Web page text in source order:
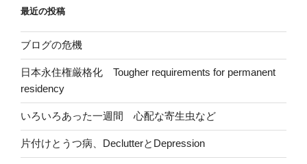
最近の投稿
ブログの危機
日本永住権厳格化 Tougher requirements for permanent
residency
いろいろあった一週間 心配な寄生虫など
片付けとうつ病、DeclutterとDepression